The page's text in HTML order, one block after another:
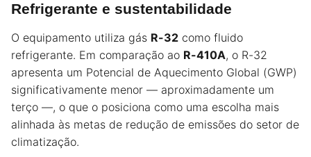
Refrigerante e sustentabilidade
O equipamento utiliza gás R-32 como fluido
refrigerante. Em comparação ao R-410A, o R-32
apresenta um Potencial de Aquecimento Global (GWP)
significativamente menor — aproximadamente um
terço —, o que o posiciona como uma escolha mais
alinhada às metas de redução de emissões do setor de
climatização.